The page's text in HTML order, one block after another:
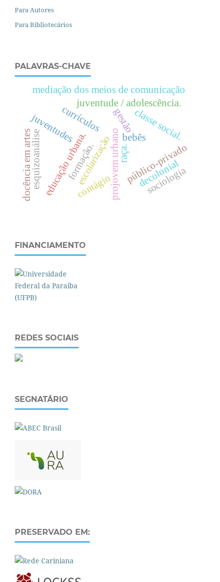
Para Autores
Para Bibliotecários
PALAVRAS-CHAVE
currículos
projovem urbano
juventude / adolescência.
e
d
u
c
a
ç
ã
o
u
r
b
a
n
a
.
c
l
a
s
s
e
s
o
c
i
a
l
.
raça.
gestão
juventudes
escolarização
mediação dos meios de comunicação
público-privado
esquizoanálise formação. decolonial
bebês
contágio sociologia
docência em artes
FINANCIAMENTO
REDES SOCIAIS
SEGNATÁRIO
PRESERVADO EM: